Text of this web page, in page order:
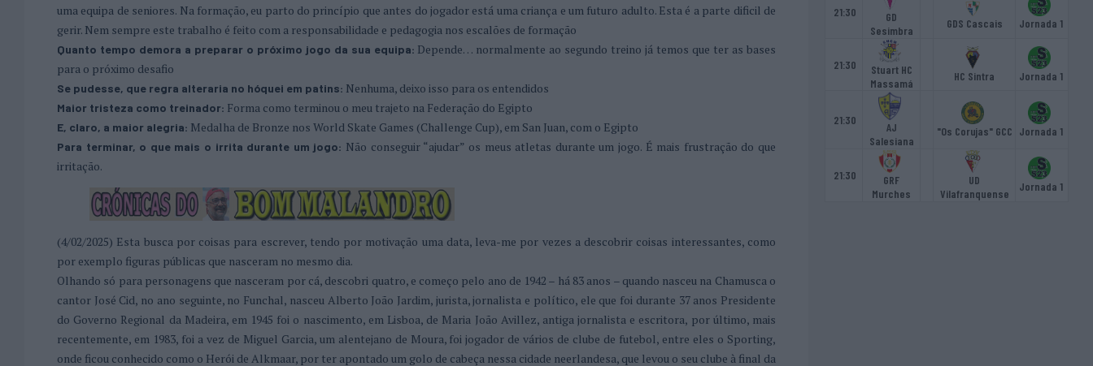
uma equipa de seniores. Na formação, eu parto do princípio que antes do jogador está uma criança e um futuro adulto. Esta é a parte dificil de
gerir. Nem sempre este trabalho é feito com a responsabilidade e pedagogia nos escalões de formação
Quanto tempo demora a preparar o próximo jogo da sua equipa: Depende… normalmente ao segundo treino já temos que ter as bases
para o próximo desafio
Se pudesse, que regra alteraria no hóquei em patins: Nenhuma, deixo isso para os entendidos
Maior tristeza como treinador: Forma como terminou o meu trajeto na Federação do Egipto
E, claro, a maior alegria: Medalha de Bronze nos World Skate Games (Challenge Cup), em San Juan, com o Egipto
Para terminar, o que mais o irrita durante um jogo: Não conseguir “ajudar” os meus atletas durante um jogo. É mais frustração do que
irritação.
(4/02/2025) Esta busca por coisas para escrever, tendo por motivação uma data, leva-me por vezes a descobrir coisas interessantes, como
por exemplo figuras públicas que nasceram no mesmo dia.
Olhando só para personagens que nasceram por cá, descobri quatro, e começo pelo ano de 1942 – há 83 anos – quando nasceu na Chamusca o
cantor José Cid, no ano seguinte, no Funchal, nasceu Alberto João Jardim, jurista, jornalista e político, ele que foi durante 37 anos Presidente
do Governo Regional da Madeira, em 1945 foi o nascimento, em Lisboa, de Maria João Avillez, antiga jornalista e escritora, por último, mais
recentemente, em 1983, foi a vez de Miguel Garcia, um alentejano de Moura, foi jogador de vários de clube de futebol, entre eles o Sporting,
onde ficou conhecido como o Herói de Alkmaar, por ter apontado um golo de cabeça nessa cidade neerlandesa, que levou o seu clube à final da
21:30
GD
Sesimbra
GDS Cascais Jornada 1
21:30
Stuart HC
Massamá
HC Sintra Jornada 1
21:30
AJ
Salesiana
"Os Corujas" GCC Jornada 1
21:30
GRF
Murches
UD
Vilafranquense
Jornada 1